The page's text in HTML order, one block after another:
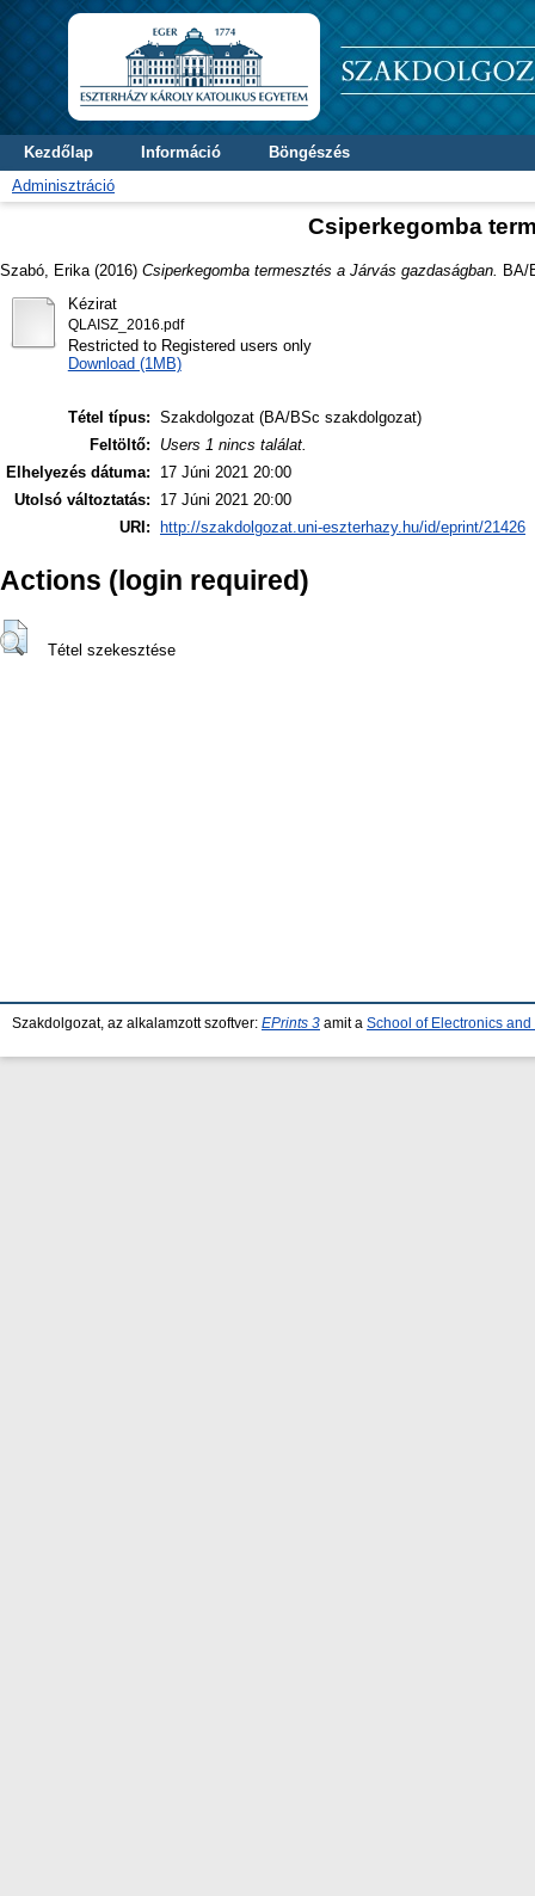
Kezdőlap Információ
Böngészés
Adminisztráció
Csiperkegomba
Szabó, Erika (2016) Csiperkegomba termesztés a Járvás gazdaságban.
BA/
Kézirat
QLAISZ_2016.pdf
Restricted to Registered users only
Download (1MB)
Tétel típus: Szakdolgozat (BA/BSc szakdolgozat)
Feltöltő:
Users 1 nincs találat.
Elhelyezés dátuma:
17 Júni 2021 20:00
Utolsó változtatás:
17 Júni 2021 20:00
URI:
http://szakdolgozat.uni-eszterhazy.hu/id/eprint/21426
Actions (login required)
Tétel szekesztése
Szakdolgozat, az alkalamzott szoftver: EPrints 3 amit a School of Electronics